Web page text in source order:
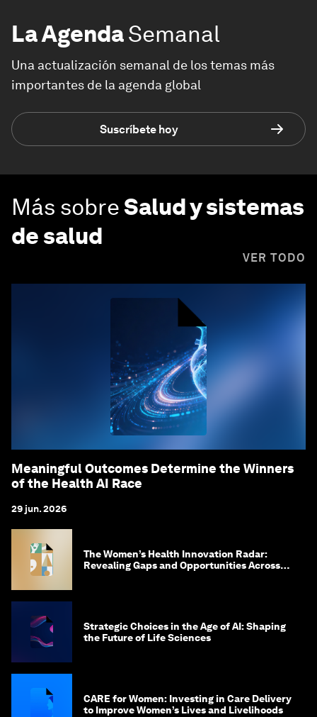
La AgendaSemanal
Una actualización semanal de los temas más
importantes de la agenda global
Suscríbete hoy
Más sobreSalud y sistemas
de salud
VER TODO
Meaningful Outcomes Determine the Winners
of the Health AI Race
29 jun. 2026
The Women’s Health Innovation Radar:
Revealing Gaps and Opportunities Across
Strategic Choices in the Age of AI: Shaping
the Future of Life Sciences
CARE for Women: Investing in Care Delivery
to Improve Women’s Lives and Livelihoods